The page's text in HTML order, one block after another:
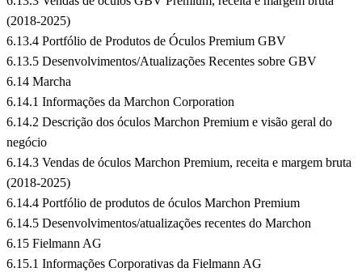
(2018-2025)
6.13.4 Portfólio de Produtos de Óculos Premium GBV
6.13.5 Desenvolvimentos/Atualizações Recentes sobre GBV
6.14 Marcha
6.14.1 Informações da Marchon Corporation
6.14.2 Descrição dos óculos Marchon Premium e visão geral do
negócio
6.14.3 Vendas de óculos Marchon Premium, receita e margem bruta
(2018-2025)
6.14.4 Portfólio de produtos de óculos Marchon Premium
6.14.5 Desenvolvimentos/atualizações recentes do Marchon
6.15 Fielmann AG
6.15.1 Informações Corporativas da Fielmann AG